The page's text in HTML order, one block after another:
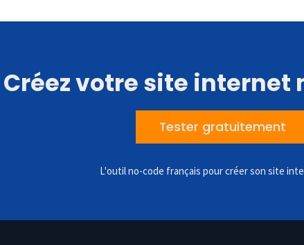
Créez votre site
Tester gratuitement
L'outil no-code français pour créer son site